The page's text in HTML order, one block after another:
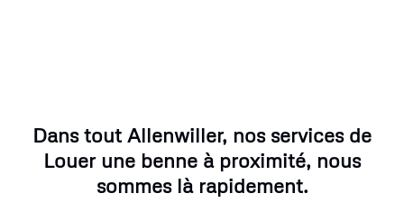
Dans tout Allenwiller, nos services de
Louer une benne à proximité, nous
sommes là rapidement.